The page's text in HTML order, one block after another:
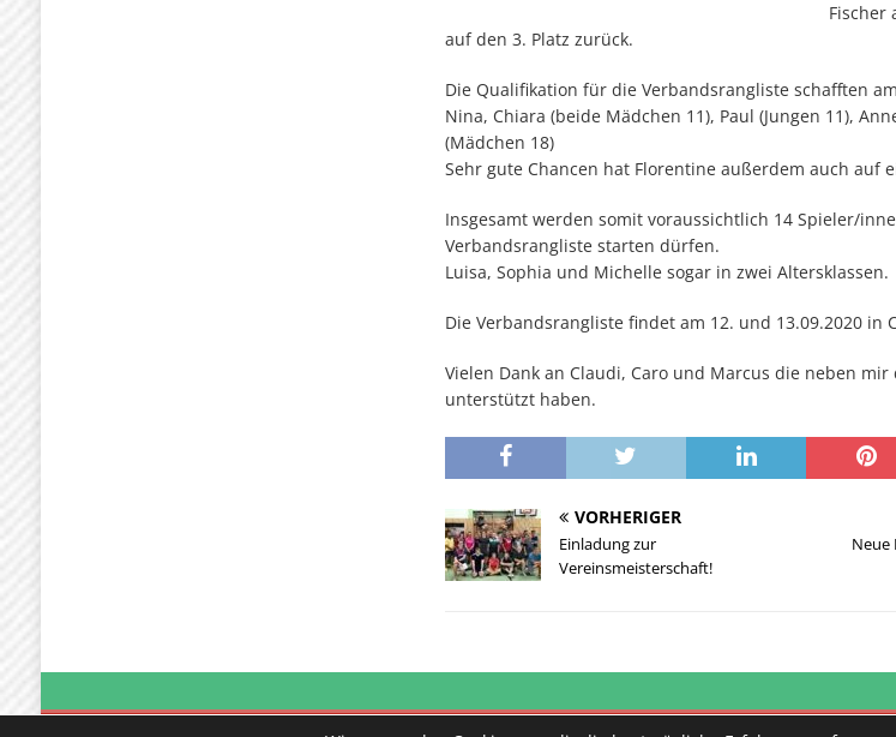
Fischer
auf den 3. Platz zurück.
Die Qualifikation für die Verbandsrangliste schafften
Nina, Chiara (beide Mädchen 11), Paul (Jungen 11),
(Mädchen 18)
Sehr gute Chancen hat Florentine außerdem auch auf
Insgesamt werden somit voraussichtlich 14 Spieler/
Verbandsrangliste starten dürfen.
Luisa, Sophia und Michelle sogar in zwei Altersklassen.
Die Verbandsrangliste findet am 12. und 13.09.2020 in
Vielen Dank an Claudi, Caro und Marcus die neben
unterstützt haben.
VORHERIGER
Einladung zur
Vereinsmeisterschaft!
Neue